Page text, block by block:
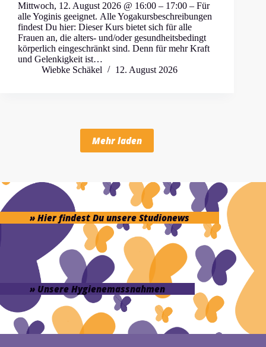
Mittwoch, 12. August 2026 @ 16:00 – 17:00 – Für
alle Yoginis geeignet. Alle Yogakursbeschreibungen
findest Du hier: Dieser Kurs bietet sich für alle
Frauen an, die alters- und/oder gesundheitsbedingt
körperlich eingeschränkt sind. Denn für mehr Kraft
und Gelenkigkeit ist…
Wiebke Schäkel
12. August 2026
Mehr laden
» Hier findest Du unsere Studionews
» Unsere Hygienemassnahmen